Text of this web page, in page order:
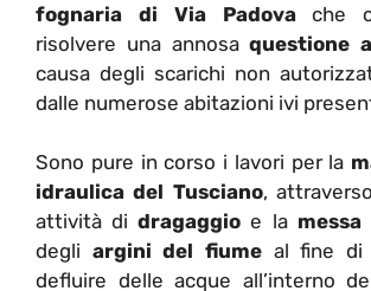
fognaria di Via Padovache
risolvere una annosaquestione
causa degli scarichi non
dalle numerose abitazioni ivi
Sono pure in corso i lavori per la
idraulica del Tusciano,
attività didragaggio e la
degli argini del fiumeal fine di
defluire delle acque all’interno